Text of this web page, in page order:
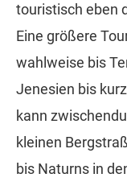
touristisch eben
Eine größere
wahlweise bis
Jenesien bis
kann
kleinen
bis Naturns in